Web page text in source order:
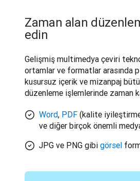
Zaman alan
edin
Gelişmiş multimedya çeviri
ortamlar ve formatlar arasında
kusursuz içerik ve mizanpaj
düzenleme işlemlerinde zaman
Word, PDF (kalite
ve diğer birçok önemli
JPG ve PNG gibi görsel